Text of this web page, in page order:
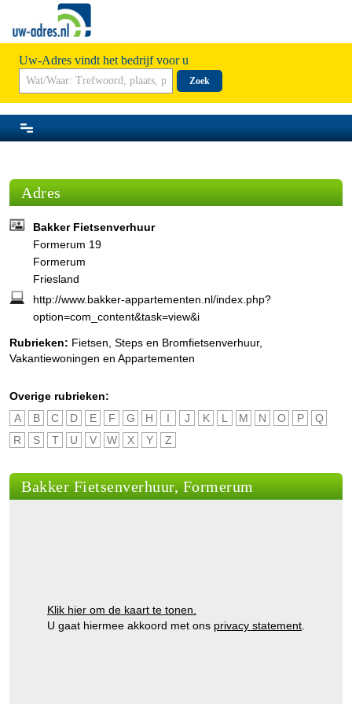
Uw-Adres vindt het bedrijf voor u
Zoek
Adres
Bakker Fietsenverhuur
Formerum 19
Formerum
Friesland
http://www.bakker-appartementen.nl/index.php?
option=com_content&task=view&i
Rubrieken: Fietsen, Steps en Bromfietsenverhuur,
Vakantiewoningen en Appartementen
Overige rubrieken:
A
B C D E F G H I J K L M N O P
Q
R
S T U V W X Y Z
Bakker Fietsenverhuur, Formerum
Klik hier om de kaart te tonen.
U gaat hiermee akkoord met ons privacy statement